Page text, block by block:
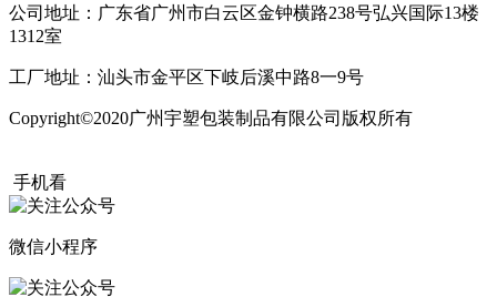
公司地址：广东省广州市白云区金钟横路238号弘兴国际13楼
1312室
工厂地址：汕头市金平区下岐后溪中路8一9号
Copyright©2020广州宇塑包装制品有限公司版权所有
手机看
微信小程序